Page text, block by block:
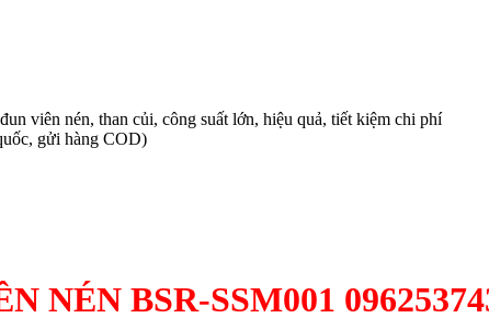
viên nén, than củi, công suất lớn, hiệu quả, tiết kiệm chi phí
gửi hàng COD)
NÉN BSR-SSM001